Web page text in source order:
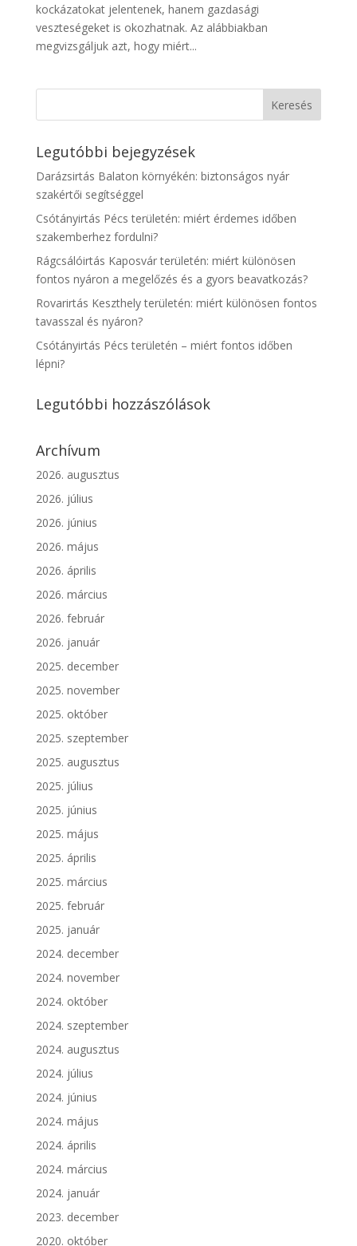
kockázatokat jelentenek, hanem gazdasági
veszteségeket is okozhatnak. Az alábbiakban
megvizsgáljuk azt, hogy miért...
Legutóbbi bejegyzések
Darázsirtás Balaton környékén: biztonságos nyár
szakértői segítséggel
Csótányirtás Pécs területén: miért érdemes időben
szakemberhez fordulni?
Rágcsálóirtás Kaposvár területén: miért különösen
fontos nyáron a megelőzés és a gyors beavatkozás?
Rovarirtás Keszthely területén: miért különösen fontos
tavasszal és nyáron?
Csótányirtás Pécs területén – miért fontos időben
lépni?
Legutóbbi hozzászólások
Archívum
2026. augusztus
2026. július
2026. június
2026. május
2026. április
2026. március
2026. február
2026. január
2025. december
2025. november
2025. október
2025. szeptember
2025. augusztus
2025. július
2025. június
2025. május
2025. április
2025. március
2025. február
2025. január
2024. december
2024. november
2024. október
2024. szeptember
2024. augusztus
2024. július
2024. június
2024. május
2024. április
2024. március
2024. január
2023. december
2020. október